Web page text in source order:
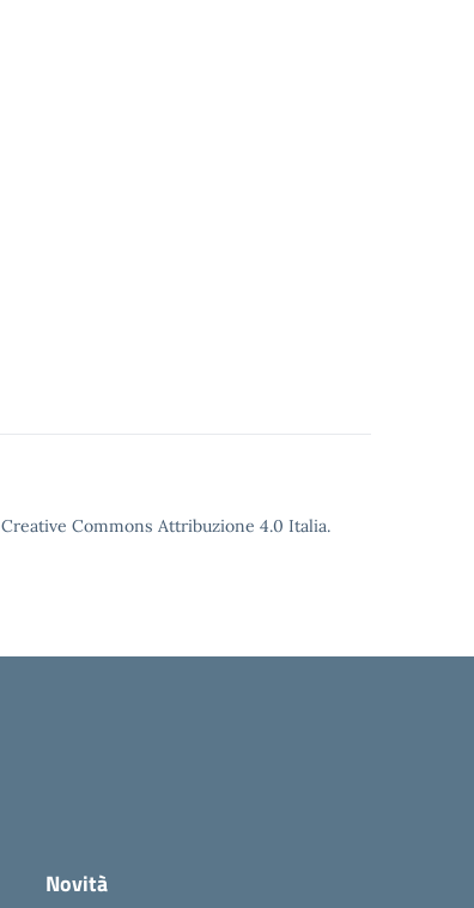
Commons Attribuzione 4.0 Italia.
Novità